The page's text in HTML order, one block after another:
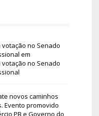
no Senado
em
no Senado
novos caminhos
Evento promovido
PB e Governo do